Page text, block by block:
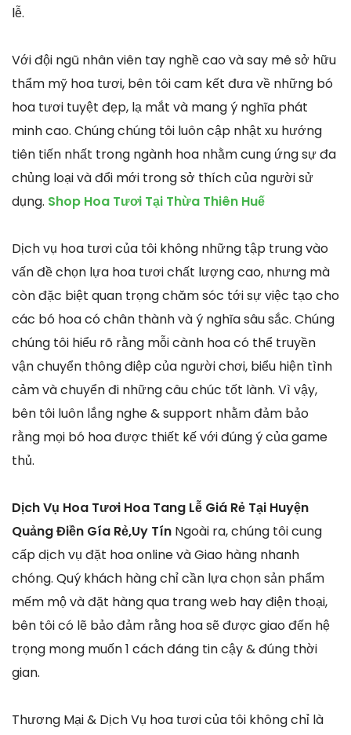
lễ.
Với đội ngũ nhân viên tay nghề cao và say mê sở hữu
thẩm mỹ hoa tươi, bên tôi cam kết đưa về những bó
hoa tươi tuyệt đẹp, lạ mắt và mang ý nghĩa phát
minh cao. Chúng chúng tôi luôn cập nhật xu hướng
tiên tiến nhất trong ngành hoa nhằm cung ứng sự đa
chủng loại và đổi mới trong sở thích của người sử
dụng. Shop Hoa Tươi Tại Thừa Thiên Huế
Dịch vụ hoa tươi của tôi không những tập trung vào
vấn đề chọn lựa hoa tươi chất lượng cao, nhưng mà
còn đặc biệt quan trọng chăm sóc tới sự việc tạo cho
các bó hoa có chân thành và ý nghĩa sâu sắc. Chúng
chúng tôi hiểu rõ rằng mỗi cành hoa có thể truyền
vận chuyển thông điệp của người chơi, biểu hiện tình
cảm và chuyển đi những câu chúc tốt lành. Vì vậy,
bên tôi luôn lắng nghe & support nhằm đảm bảo
rằng mọi bó hoa được thiết kế với đúng ý của game
thủ.
Dịch Vụ Hoa Tươi Hoa Tang Lễ Giá Rẻ Tại Huyện
Quảng Điền Gía Rẻ,Uy Tín Ngoài ra, chúng tôi cung
cấp dịch vụ đặt hoa online và Giao hàng nhanh
chóng. Quý khách hàng chỉ cần lựa chọn sản phẩm
mếm mộ và đặt hàng qua trang web hay điện thoại,
bên tôi có lẽ bảo đảm rằng hoa sẽ được giao đến hệ
trọng mong muốn 1 cách đáng tin cậy & đúng thời
gian.
Thương Mại & Dịch Vụ hoa tươi của tôi không chỉ là